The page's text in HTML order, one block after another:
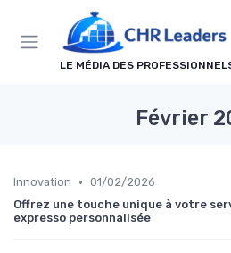
LE MÉDIA DES
Février
Innovation • 01/02/2026
Offrez une touche unique à votre
expresso personnalisée
Panneau de gestion des cookies